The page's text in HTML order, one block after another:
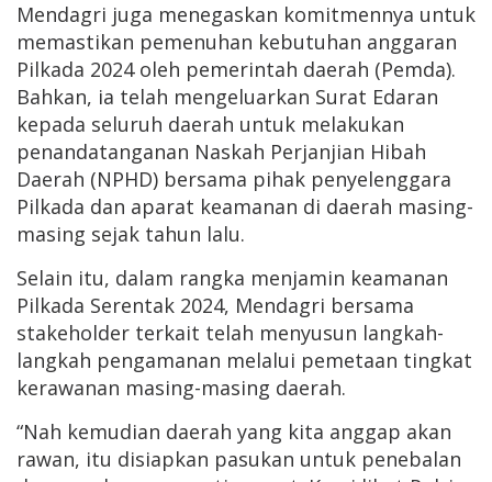
Mendagri juga menegaskan komitmennya untuk
memastikan pemenuhan kebutuhan anggaran
Pilkada 2024 oleh pemerintah daerah (Pemda).
Bahkan, ia telah mengeluarkan Surat Edaran
kepada seluruh daerah untuk melakukan
penandatanganan Naskah Perjanjian Hibah
Daerah (NPHD) bersama pihak penyelenggara
Pilkada dan aparat keamanan di daerah masing-
masing sejak tahun lalu.
Selain itu, dalam rangka menjamin keamanan
Pilkada Serentak 2024, Mendagri bersama
stakeholder terkait telah menyusun langkah-
langkah pengamanan melalui pemetaan tingkat
kerawanan masing-masing daerah.
“Nah kemudian daerah yang kita anggap akan
rawan, itu disiapkan pasukan untuk penebalan